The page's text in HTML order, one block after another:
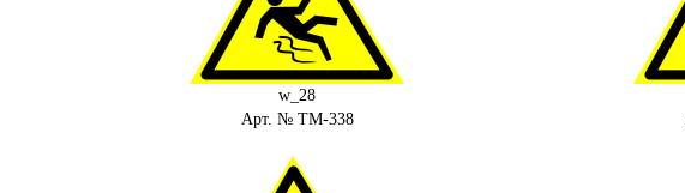
w_28
Арт. № ТМ-338